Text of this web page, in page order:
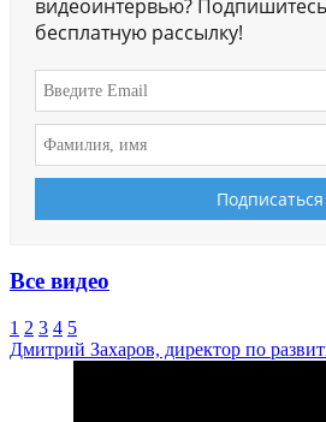
видеоинтервью?
бесплатную рассылку!
Все видео
1 2 3 4 5
Дмитрий Захаров, директор по